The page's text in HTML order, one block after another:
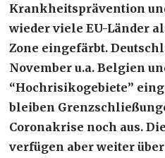
Krankheitsprävention
wieder viele EU-Länder
Zone eingefärbt.
November u.a. Belgien
“Hochrisikogebiete”
bleiben
Coronakrise noch aus.
verfügen aber weiter